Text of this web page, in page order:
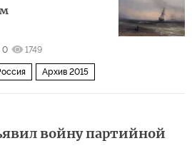
0 1749
Архив 2015
войну партийной